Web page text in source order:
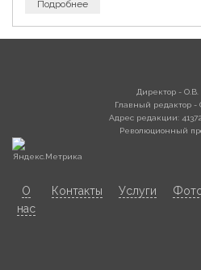
Подробнее
Директор - О.В.
Главный редактор -
Адрес редакции:
Революционный
О
нас
Контакты Услуги